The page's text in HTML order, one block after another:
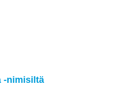
-nimisiltä